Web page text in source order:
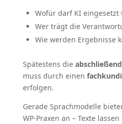
Wofür darf KI eingesetzt
Wer trägt die
Wie werden Ergebnisse
Spätestens die
muss durch einen
erfolgen.
Gerade Sprachmodelle
WP-Praxen an – Texte